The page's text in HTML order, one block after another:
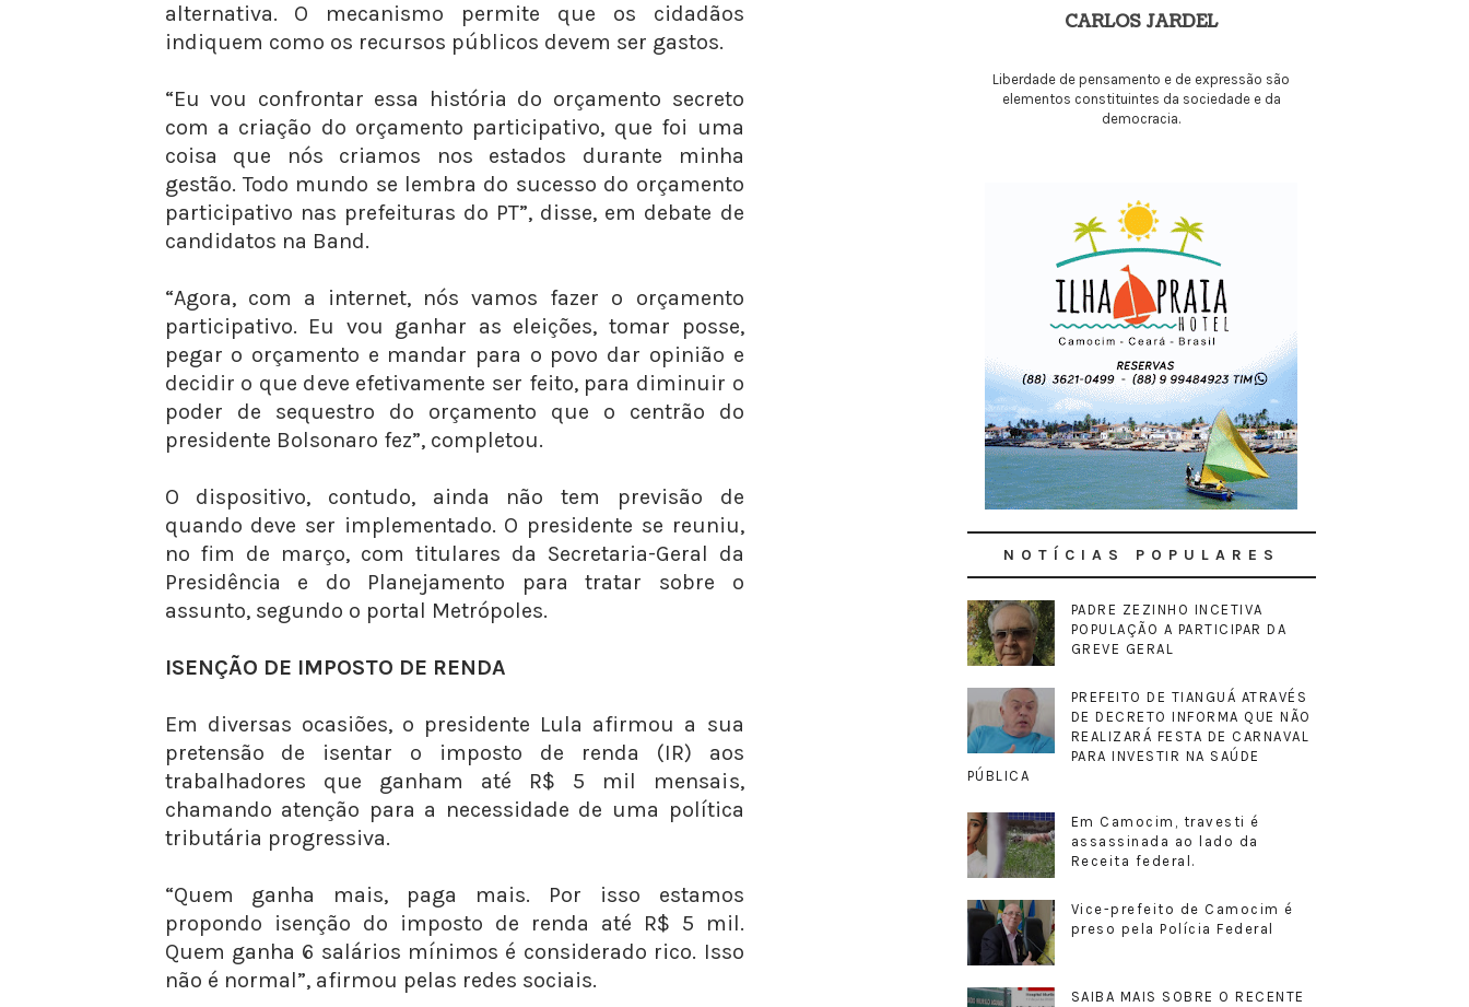
alternativa. O mecanismo permite que os cidadãos
indiquem como os recursos públicos devem ser gastos.
“Eu vou confrontar essa história do orçamento secreto
com a criação do orçamento participativo, que foi uma
coisa que nós criamos nos estados durante minha
gestão. Todo mundo se lembra do sucesso do orçamento
participativo nas prefeituras do PT”, disse, em debate de
candidatos na Band.
“Agora, com a internet, nós vamos fazer o orçamento
participativo. Eu vou ganhar as eleições, tomar posse,
pegar o orçamento e mandar para o povo dar opinião e
decidir o que deve efetivamente ser feito, para diminuir o
poder de sequestro do orçamento que o centrão do
presidente Bolsonaro fez”, completou.
O dispositivo, contudo, ainda não tem previsão de
quando deve ser implementado. O presidente se reuniu,
no fim de março, com titulares da Secretaria-Geral da
Presidência e do Planejamento para tratar sobre o
assunto, segundo o portal Metrópoles.
ISENÇÃO DE IMPOSTO DE RENDA
Em diversas ocasiões, o presidente Lula afirmou a sua
pretensão de isentar o imposto de renda (IR) aos
trabalhadores que ganham até R$ 5 mil mensais,
chamando atenção para a necessidade de uma política
tributária progressiva.
“Quem ganha mais, paga mais. Por isso estamos
propondo isenção do imposto de renda até R$ 5 mil.
Quem ganha 6 salários mínimos é considerado rico. Isso
não é normal”, afirmou pelas redes sociais.
CARLOS JARDEL
Liberdade de pensamento e de expressão são
elementos constituintes da sociedade e da
democracia.
NOTÍCIAS POPULARES
PADRE ZEZINHO INCETIVA
POPULAÇÃO A PARTICIPAR DA
GREVE GERAL
PREFEITO DE TIANGUÁ ATRAVÉS
DE DECRETO INFORMA QUE NÃO
REALIZARÁ FESTA DE CARNAVAL
PARA INVESTIR NA SAÚDE
PÚBLICA
Em Camocim, travesti é
assassinada ao lado da
Receita federal.
Vice-prefeito de Camocim é
preso pela Polícia Federal
SAIBA MAIS SOBRE O RECENTE